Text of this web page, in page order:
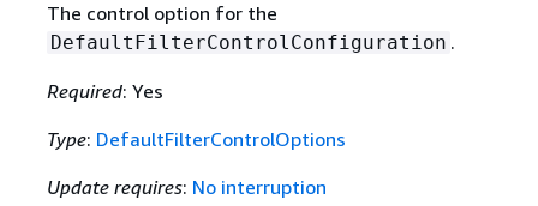
The control option for the
DefaultFilterControlConfiguration .
Required: Yes
Type: DefaultFilterControlOptions
Update requires: No interruption